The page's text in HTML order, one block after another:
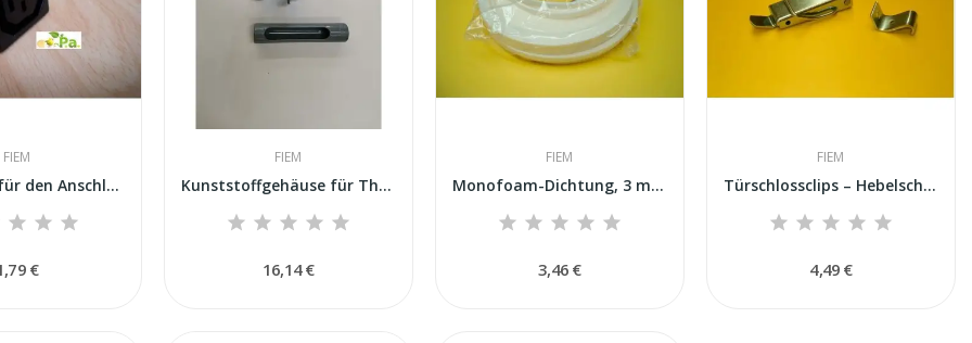
FIEM
IEC-Buchse für den Anschluss eines...
€
FIEM
Kunststoffgehäuse für Thermometer/Hygrometer –...
16,14 €
FIEM
Monofoam-Dichtung, 3 mm dick x 1 m, für...
3,46 €
FIEM
Türschlossclips – Hebelschlösser für...
4,49 €